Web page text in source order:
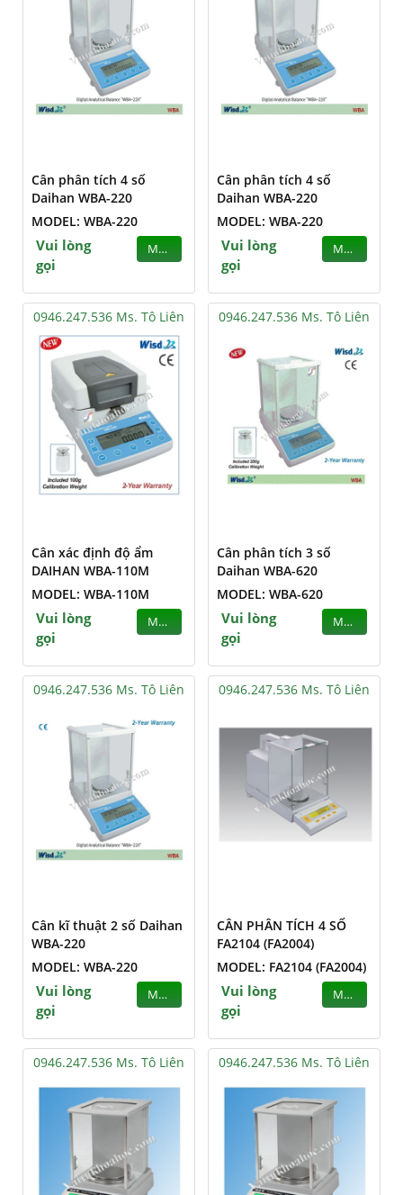
Cân phân tích 4 số
Daihan WBA-220
MODEL: WBA-220
Vui lòng
gọi
MUA
Cân phân tích 4 số
Daihan WBA-220
MODEL: WBA-220
Vui lòng
gọi
MUA
0946.247.536 Ms. Tô Liên
Cân xác định độ ẩm
DAIHAN WBA-110M
MODEL: WBA-110M
Vui lòng
gọi
MUA
0946.247.536 Ms. Tô Liên
Cân phân tích 3 số
Daihan WBA-620
MODEL: WBA-620
Vui lòng
gọi
MUA
0946.247.536 Ms. Tô Liên
Cân kĩ thuật 2 số Daihan
WBA-220
MODEL: WBA-220
Vui lòng
gọi
MUA
0946.247.536 Ms. Tô Liên
CÂN PHÂN TÍCH 4 SỐ
FA2104 (FA2004)
MODEL: FA2104 (FA2004)
Vui lòng
gọi
MUA
0946.247.536 Ms. Tô Liên 0946.247.536 Ms. Tô Liên